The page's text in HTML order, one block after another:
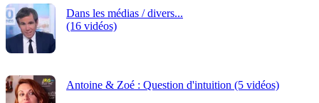
Dans les médias / divers...
(16 vidéos)
Antoine & Zoé : Question d'intuition (5 vidéos)